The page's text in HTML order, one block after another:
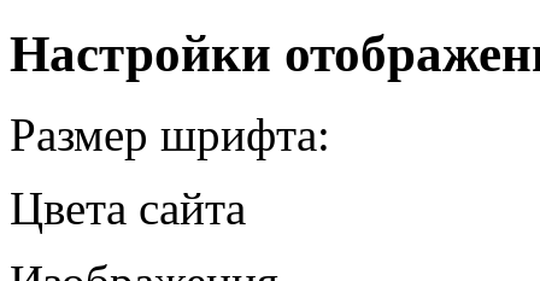
Настройки
Размер шрифта:
Цвета сайта